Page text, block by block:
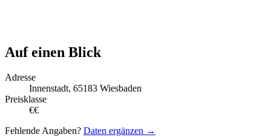
Auf einen Blick
Adresse
Innenstadt, 65183 Wiesbaden
Preisklasse
€€
Fehlende Angaben? Daten ergänzen →